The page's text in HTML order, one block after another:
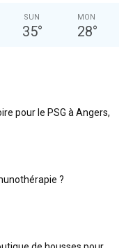
SUN
35°
MON
28°
pour le PSG à Angers,
?